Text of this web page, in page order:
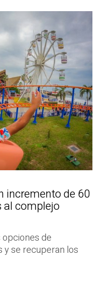
incremento de 60
al complejo
opciones de
y se recuperan los